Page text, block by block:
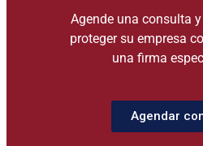
Agende una consulta
proteger su empresa
una firma
Agendar